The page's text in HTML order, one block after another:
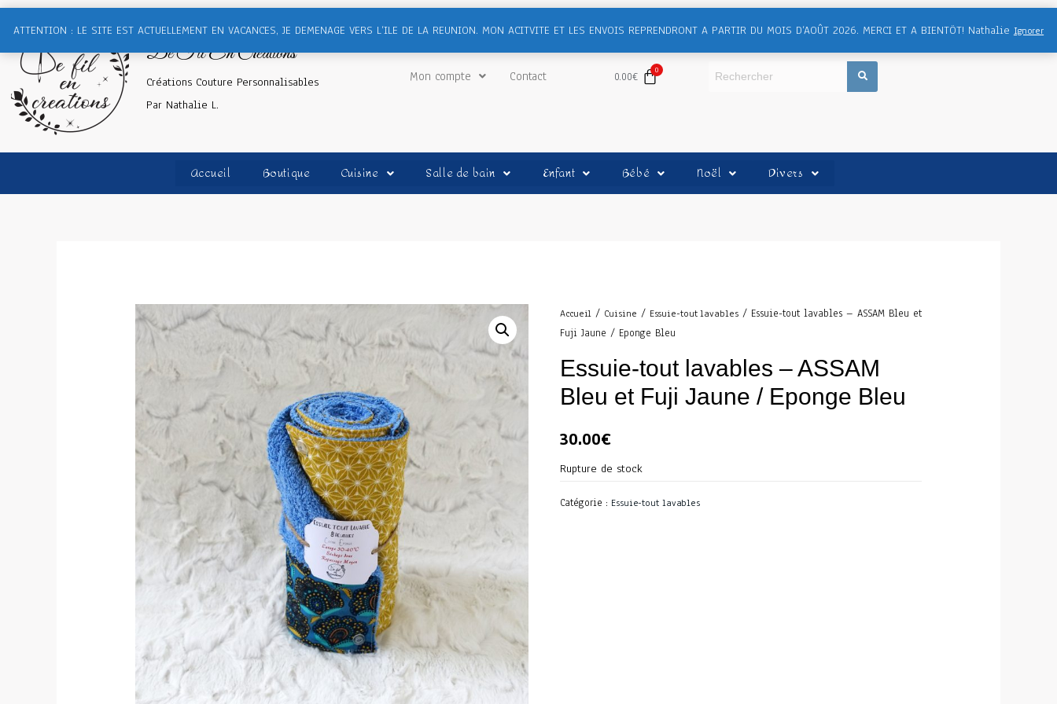
De Fil En Créations
Créations Couture Personnalisables
Par Nathalie L.
Mon compte Contact 0.00€
Accueil Boutique Cuisine Salle de bain Enfant Bébé Noël Divers
Accueil / Cuisine / Essuie-tout lavables/ Essuie-tout lavables – ASSAM Bleu et
Fuji Jaune / Eponge Bleu
Essuie-tout lavables – ASSAM
Bleu et Fuji Jaune / Eponge Bleu
30.00€
Rupture de stock
Catégorie : Essuie-tout lavables
ATTENTION : LE SITE EST ACTUELLEMENT EN VACANCES, JE DEMENAGE VERS L’ILE DE LA REUNION. MON ACITVITE ET LES ENVOIS REPRENDRONT A PARTIR DU MOIS D’AOÛT 2026. MERCI ET A BIENTÖT! Nathalie Ignorer